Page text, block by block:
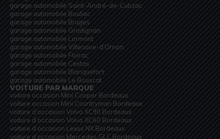
garage automobile Saint-André-de-Cubzac
garage automobile Bouliac
garage automobile Bruges
garage automobile Gradignan
garage automobile Lormont
garage automobile Villenave-d’Ornon
garage automobile Floirac
garage automobile Cestas
garage automobile Blanquefort
garage automobile Le Bouscat
VOITURE PAR MARQUE
voiture occasion Mini Cooper Bordeaux
voiture occasion Mini Countryman Bordeaux
voiture d’occasion Volvo XC90 Bordeaux
voiture d’occasion Volvo XC60 Bordeaux
voiture d’occasion Lexus NX Bordeaux
voiture d’occasion Mercedes GLC Bordeaux